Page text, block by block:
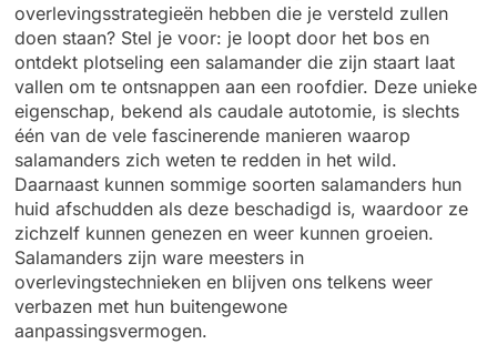
overlevingsstrategieën hebben die je versteld zullen
doen staan? Stel je voor: je loopt door het bos en
ontdekt plotseling een salamander die zijn staart laat
vallen om te ontsnappen aan een roofdier. Deze unieke
eigenschap, bekend als caudale autotomie, is slechts
één van de vele fascinerende manieren waarop
salamanders zich weten te redden in het wild.
Daarnaast kunnen sommige soorten salamanders hun
huid afschudden als deze beschadigd is, waardoor ze
zichzelf kunnen genezen en weer kunnen groeien.
Salamanders zijn ware meesters in
overlevingstechnieken en blijven ons telkens weer
verbazen met hun buitengewone
aanpassingsvermogen.